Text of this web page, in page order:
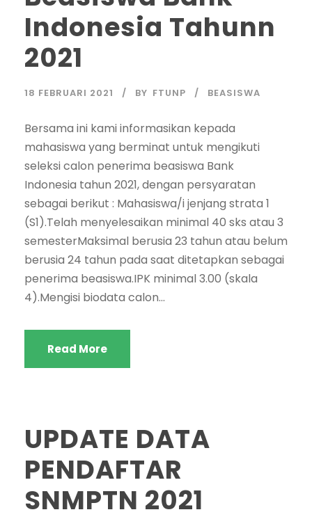
Indonesia Tahunn
2021
18 FEBRUARI 2021 BY FTUNP BEASISWA
Bersama ini kami informasikan kepada
mahasiswa yang berminat untuk mengikuti
seleksi calon penerima beasiswa Bank
Indonesia tahun 2021, dengan persyaratan
sebagai berikut : Mahasiswa/i jenjang strata 1
(S1).Telah menyelesaikan minimal 40 sks atau 3
semesterMaksimal berusia 23 tahun atau belum
berusia 24 tahun pada saat ditetapkan sebagai
penerima beasiswa.IPK minimal 3.00 (skala
4).Mengisi biodata calon...
Read More
UPDATE DATA
PENDAFTAR
SNMPTN 2021